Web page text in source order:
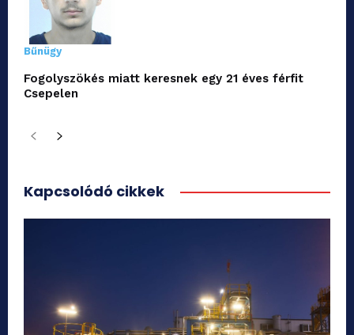
Bűnügy
Fogolyszökés miatt keresnek egy 21 éves férfit
Csepelen
Kapcsolódó cikkek